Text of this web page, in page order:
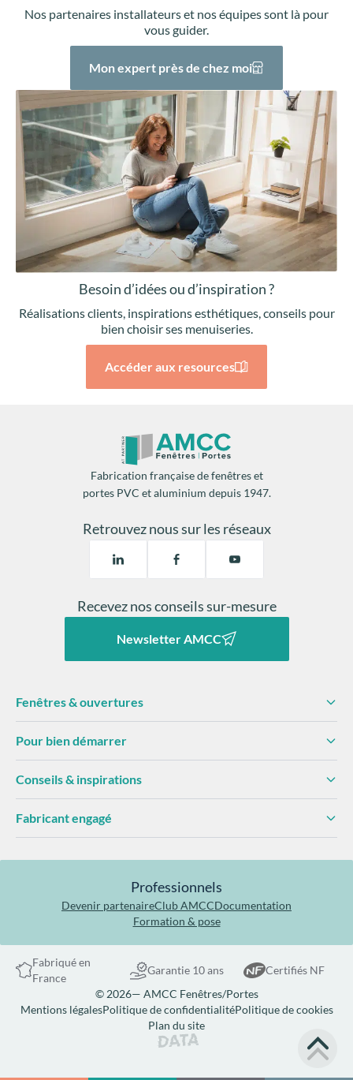
Nos partenaires installateurs et nos équipes sont là pour
vous guider.
Mon expert près de chez moi
Besoin d’idées ou d’inspiration ?
Réalisations clients, inspirations esthétiques, conseils pour
bien choisir ses menuiseries.
Accéder aux resources
Fabrication française de fenêtres et
portes PVC et aluminium depuis 1947.
Retrouvez nous sur les réseaux
Recevez nos conseils sur-mesure
Newsletter AMCC
Fenêtres & ouvertures
Pour bien démarrer
Conseils & inspirations
Fabricant engagé
Professionnels
Devenir partenaireClub AMCCDocumentation
Formation & pose
Fabriqué en
France
Garantie 10 ans
Certifiés NF
© 2026— AMCC Fenêtres/Portes
Mentions légalesPolitique de confidentialitéPolitique de cookies
Plan du site
Site réalisé par Data Projekt